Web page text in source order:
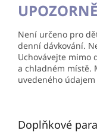
Není určeno pro
denní dávkování.
Uchovávejte mimo
a chladném místě.
uvedeného
Doplňkové